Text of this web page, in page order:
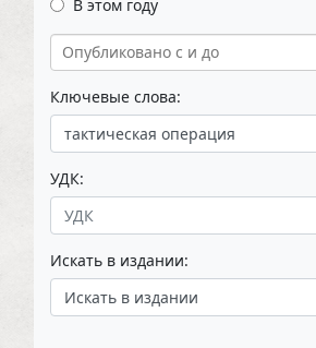
В этом году
Ключевые слова:
УДК:
Искать в издании:
Искать в издании